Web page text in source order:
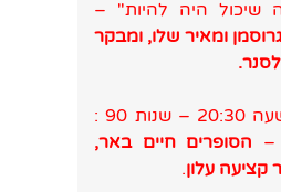
שיכול היה להיות" –
ומאיר שלו, ומבקר
חמישי 22.3 בשעה 20:30 – שנות 90 :
– הסופרים חיים באר,
קציעה עלון.